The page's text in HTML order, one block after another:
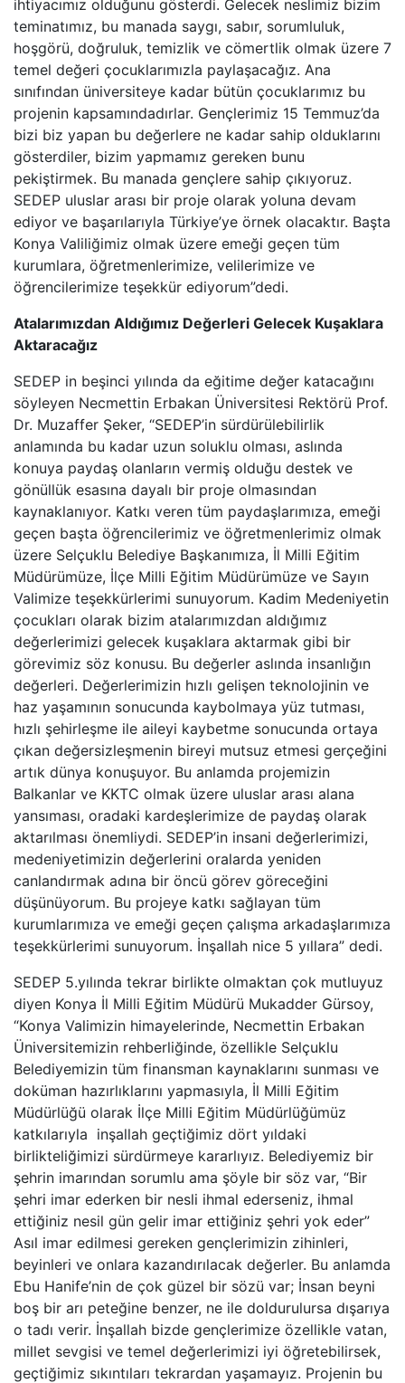
ihtiyacımız olduğunu gösterdi. Gelecek neslimiz bizim
teminatımız, bu manada saygı, sabır, sorumluluk,
hoşgörü, doğruluk, temizlik ve cömertlik olmak üzere 7
temel değeri çocuklarımızla paylaşacağız. Ana
sınıfından üniversiteye kadar bütün çocuklarımız bu
projenin kapsamındadırlar. Gençlerimiz 15 Temmuz’da
bizi biz yapan bu değerlere ne kadar sahip olduklarını
gösterdiler, bizim yapmamız gereken bunu
pekiştirmek. Bu manada gençlere sahip çıkıyoruz.
SEDEP uluslar arası bir proje olarak yoluna devam
ediyor ve başarılarıyla Türkiye’ye örnek olacaktır. Başta
Konya Valiliğimiz olmak üzere emeği geçen tüm
kurumlara, öğretmenlerimize, velilerimize ve
öğrencilerimize teşekkür ediyorum”dedi.
Atalarımızdan Aldığımız Değerleri Gelecek Kuşaklara
Aktaracağız
SEDEP in beşinci yılında da eğitime değer katacağını
söyleyen Necmettin Erbakan Üniversitesi Rektörü Prof.
Dr. Muzaffer Şeker, “SEDEP’in sürdürülebilirlik
anlamında bu kadar uzun soluklu olması, aslında
konuya paydaş olanların vermiş olduğu destek ve
gönüllük esasına dayalı bir proje olmasından
kaynaklanıyor. Katkı veren tüm paydaşlarımıza, emeği
geçen başta öğrencilerimiz ve öğretmenlerimiz olmak
üzere Selçuklu Belediye Başkanımıza, İl Milli Eğitim
Müdürümüze, İlçe Milli Eğitim Müdürümüze ve Sayın
Valimize teşekkürlerimi sunuyorum. Kadim Medeniyetin
çocukları olarak bizim atalarımızdan aldığımız
değerlerimizi gelecek kuşaklara aktarmak gibi bir
görevimiz söz konusu. Bu değerler aslında insanlığın
değerleri. Değerlerimizin hızlı gelişen teknolojinin ve
haz yaşamının sonucunda kaybolmaya yüz tutması,
hızlı şehirleşme ile aileyi kaybetme sonucunda ortaya
çıkan değersizleşmenin bireyi mutsuz etmesi gerçeğini
artık dünya konuşuyor. Bu anlamda projemizin
Balkanlar ve KKTC olmak üzere uluslar arası alana
yansıması, oradaki kardeşlerimize de paydaş olarak
aktarılması önemliydi. SEDEP’in insani değerlerimizi,
medeniyetimizin değerlerini oralarda yeniden
canlandırmak adına bir öncü görev göreceğini
düşünüyorum. Bu projeye katkı sağlayan tüm
kurumlarımıza ve emeği geçen çalışma arkadaşlarımıza
teşekkürlerimi sunuyorum. İnşallah nice 5 yıllara” dedi.
SEDEP 5.yılında tekrar birlikte olmaktan çok mutluyuz
diyen Konya İl Milli Eğitim Müdürü Mukadder Gürsoy,
“Konya Valimizin himayelerinde, Necmettin Erbakan
Üniversitemizin rehberliğinde, özellikle Selçuklu
Belediyemizin tüm finansman kaynaklarını sunması ve
doküman hazırlıklarını yapmasıyla, İl Milli Eğitim
Müdürlüğü olarak İlçe Milli Eğitim Müdürlüğümüz
katkılarıyla inşallah geçtiğimiz dört yıldaki
birlikteliğimizi sürdürmeye kararlıyız. Belediyemiz bir
şehrin imarından sorumlu ama şöyle bir söz var, “Bir
şehri imar ederken bir nesli ihmal ederseniz, ihmal
ettiğiniz nesil gün gelir imar ettiğiniz şehri yok eder”
Asıl imar edilmesi gereken gençlerimizin zihinleri,
beyinleri ve onlara kazandırılacak değerler. Bu anlamda
Ebu Hanife’nin de çok güzel bir sözü var; İnsan beyni
boş bir arı peteğine benzer, ne ile doldurulursa dışarıya
o tadı verir. İnşallah bizde gençlerimize özellikle vatan,
millet sevgisi ve temel değerlerimizi iyi öğretebilirsek,
geçtiğimiz sıkıntıları tekrardan yaşamayız. Projenin bu